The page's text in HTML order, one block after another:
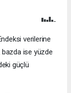
verilerine
bazda ise yüzde
güçlü